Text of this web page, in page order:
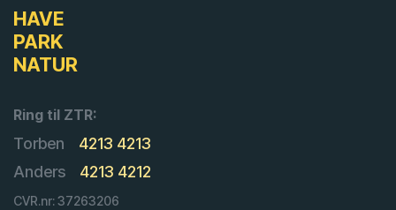
HAVE
PARK
NATUR
Ring til ZTR:
Torben
4213 4213
Anders
4213 4212
CVR.nr: 37263206